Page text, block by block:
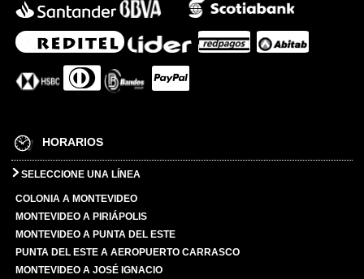
HORARIOS
SELECCIONE UNA LÍNEA
COLONIA A MONTEVIDEO
MONTEVIDEO A PIRIÁPOLIS
MONTEVIDEO A PUNTA DEL ESTE
PUNTA DEL ESTE A AEROPUERTO CARRASCO
MONTEVIDEO A JOSÉ IGNACIO